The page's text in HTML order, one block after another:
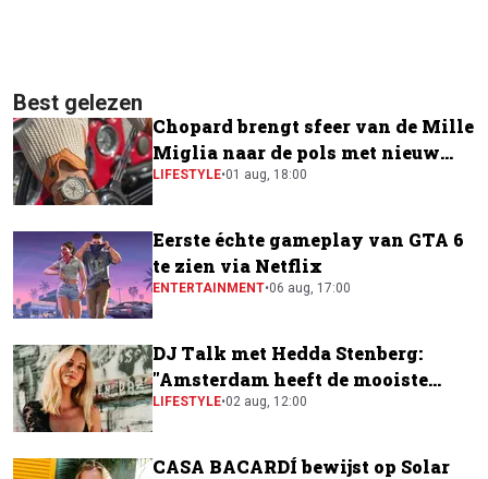
Best gelezen
Chopard brengt sfeer van de Mille
Miglia naar de pols met nieuw
horloge
LIFESTYLE•01 aug, 18:00
Eerste échte gameplay van GTA 6
te zien via Netflix
ENTERTAINMENT•06 aug, 17:00
DJ Talk met Hedda Stenberg:
"Amsterdam heeft de mooiste
festivalscene van Europa"
LIFESTYLE•02 aug, 12:00
CASA BACARDÍ bewijst op Solar